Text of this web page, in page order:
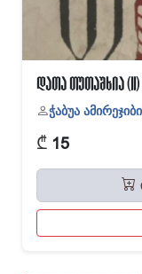
დათა თუთაშხია (II)
ჭაბუა ამირეჯიბი
₾ 15